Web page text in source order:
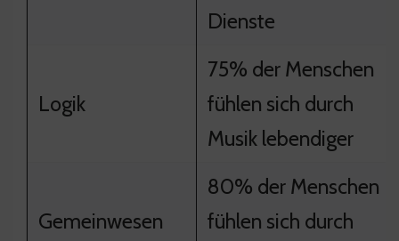
Dienste
Logik
75% der Menschen
fühlen sich durch
Musik lebendiger
Gemeinwesen
80% der Menschen
fühlen sich durch